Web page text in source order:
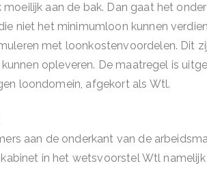
aan de bak. Dan gaat het
niet het minimumloon kunnen
met loonkostenvoordelen. Dit
opleveren. De maatregel is
loondomein, afgekort als Wtl.
aan de onderkant van de
in het wetsvoorstel Wtl